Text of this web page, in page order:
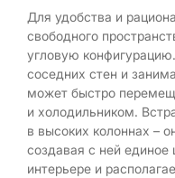
Для удобства и
свободного
угловую
соседних стен и
может быстро
и холодильником.
в высоких колоннах –
создавая с ней единое
интерьере и